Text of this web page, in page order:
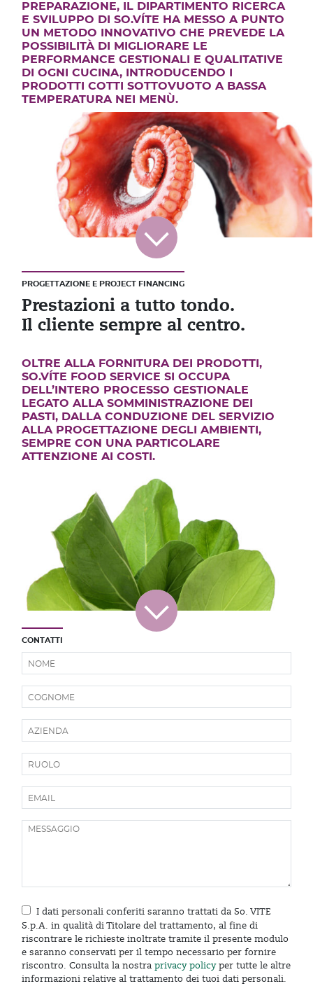
PREPARAZIONE, IL DIPARTIMENTO RICERCA
E SVILUPPO DI SO.VÍTE HA MESSO A PUNTO
UN METODO INNOVATIVO CHE PREVEDE LA
POSSIBILITÀ DI MIGLIORARE LE
PERFORMANCE GESTIONALI E QUALITATIVE
DI OGNI CUCINA, INTRODUCENDO I
PRODOTTI COTTI SOTTOVUOTO A BASSA
TEMPERATURA NEI MENÙ.
PROGETTAZIONE E PROJECT FINANCING
Prestazioni a tutto tondo.
Il cliente sempre al centro.
OLTRE ALLA FORNITURA DEI PRODOTTI,
SO.VÍTE FOOD SERVICE SI OCCUPA
DELL’INTERO PROCESSO GESTIONALE
LEGATO ALLA SOMMINISTRAZIONE DEI
PASTI, DALLA CONDUZIONE DEL SERVIZIO
ALLA PROGETTAZIONE DEGLI AMBIENTI,
SEMPRE CON UNA PARTICOLARE
ATTENZIONE AI COSTI.
CONTATTI
I dati personali conferiti saranno trattati da So. VITE
S.p.A. in qualità di Titolare del trattamento, al fine di
riscontrare le richieste inoltrate tramite il presente modulo
e saranno conservati per il tempo necessario per fornire
riscontro. Consulta la nostra privacy policyper tutte le altre
informazioni relative al trattamento dei tuoi dati personali.